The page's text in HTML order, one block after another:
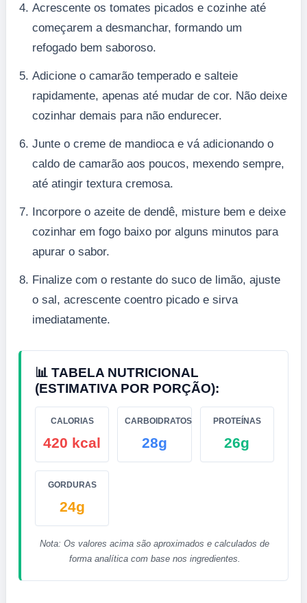
Acrescente os tomates picados e cozinhe até
começarem a desmanchar, formando um
refogado bem saboroso.
Adicione o camarão temperado e salteie
rapidamente, apenas até mudar de cor. Não deixe
cozinhar demais para não endurecer.
Junte o creme de mandioca e vá adicionando o
caldo de camarão aos poucos, mexendo sempre,
até atingir textura cremosa.
Incorpore o azeite de dendê, misture bem e deixe
cozinhar em fogo baixo por alguns minutos para
apurar o sabor.
Finalize com o restante do suco de limão, ajuste
o sal, acrescente coentro picado e sirva
imediatamente.
📊 TABELA NUTRICIONAL
(ESTIMATIVA POR PORÇÃO):
CALORIAS
420 kcal
CARBOIDRATOS
28g
PROTEÍNAS
26g
GORDURAS
24g
Nota: Os valores acima são aproximados e calculados de
forma analítica com base nos ingredientes.